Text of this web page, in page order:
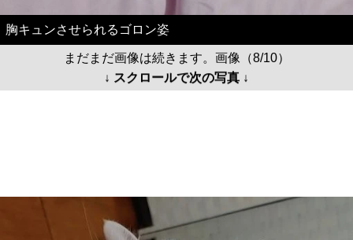
胸キュンさせられるゴロン姿
まだまだ画像は続きます。画像（8/10）
↓ スクロールで次の写真 ↓